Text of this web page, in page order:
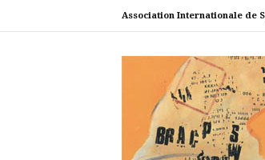
Association Internationale de